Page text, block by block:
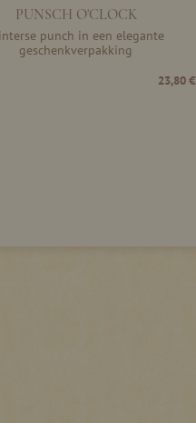
PUNSCH O'CLOCK
punch in een elegante
geschenkverpakking
23,80 €